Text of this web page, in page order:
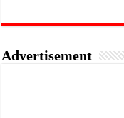
Advertisement